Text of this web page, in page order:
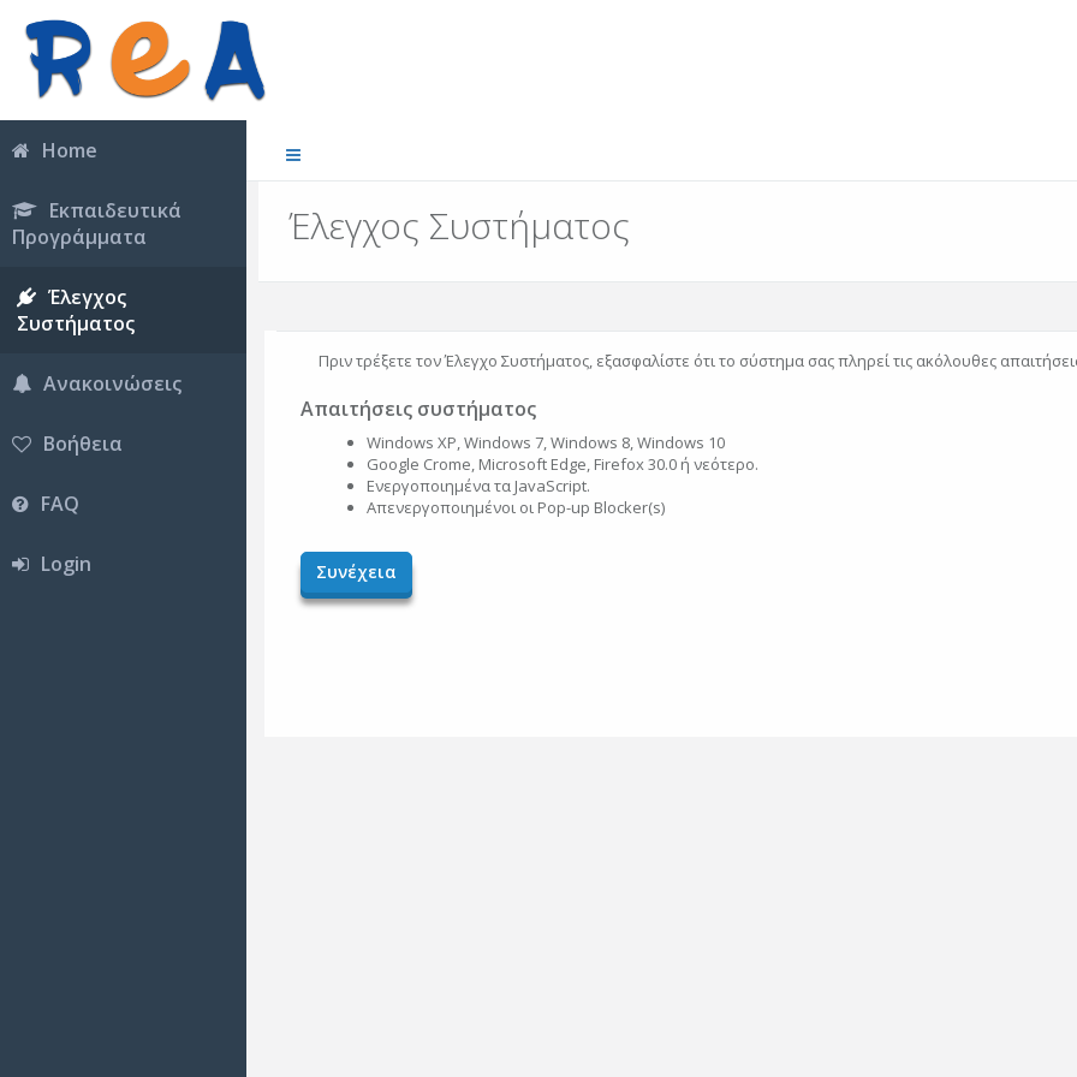
Home
Εκπαιδευτικά
Προγράμματα
Έλεγχος
Συστήματος
Ανακοινώσεις
Βοήθεια
FAQ
Login
Έλεγχος Συστήματος
Πριν τρέξετε τον Έλεγχο Συστήματος, εξασφαλίστε ότι το σύστημα σας πληρεί τις ακόλουθες
Απαιτήσεις συστήματος
Windows XP, Windows 7, Windows 8, Windows 10
Google Crome, Microsoft Edge, Firefox 30.0 ή νεότερο.
Ενεργοποιημένα τα JavaScript.
Απενεργοποιημένοι οι Pop-up Blocker(s)
Συνέχεια